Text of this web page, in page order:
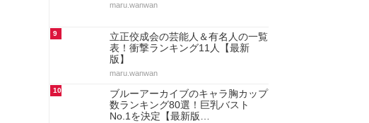
maru.wanwan
9
立正佼成会の芸能人＆有名人の一覧
表！衝撃ランキング11人【最新
版】
maru.wanwan
10
ブルーアーカイブのキャラ胸カップ
数ランキング80選！巨乳バスト
No.1を決定【最新版…